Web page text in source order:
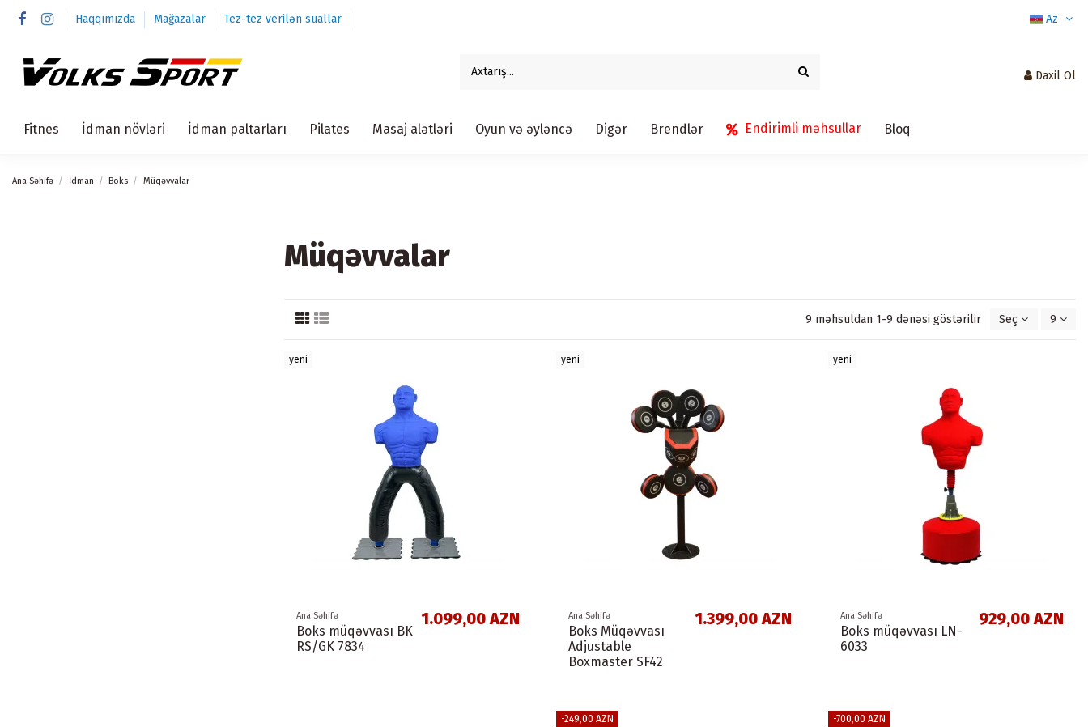
Haqqımızda Mağazalar Tez-tez verilən suallar Az
Daxil Ol
Fitnes İdman növləri İdman paltarları Pilates Masaj alətləri Oyun və əyləncə Digər Brendlər Endirimli məhsullar Bloq
Ana Səhifə İdman Boks Müqəvvalar
Müqəvvalar
9 məhsuldan 1-9 dənəsi göstərilir Seç 9
yeni
Ana Səhifə
Boks müqəvvası BK
RS/GK 7834
1.099,00 AZN
yeni
Ana Səhifə
Boks Müqəvvası
Adjustable
Boxmaster SF42
1.399,00 AZN
yeni
Ana Səhifə
Boks müqəvvası LN-
6033
929,00 AZN
-249,00 AZN -700,00 AZN